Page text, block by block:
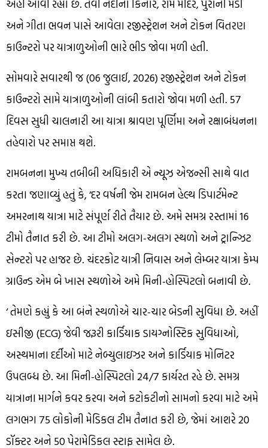
અહીં આવી રહ્યા છે. તવી નદીના કિનારે, રામ મંદિર, પુરાની મંડી
અને ગીતા ભવન પાસે આવેલા રજીસ્ટ્રેશન અને ટોકન વિતરણ
કાઉન્ટરો પર યાત્રાળુઓની ભારે ભીડ જોવા મળી હતી.
સોમવારે સવારથી જ (06 જુલાઈ, 2026) રજીસ્ટ્રેશન અને ટોકન
કાઉન્ટરો સામે યાત્રાળુઓની લાંબી કતારો જોવા મળી હતી. 57
દિવસ સુધી ચાલનારી આ યાત્રા શ્રાવણ પૂર્ણિમા અને રક્ષાબંધનના
તહેવારો પર સમાપ્ત થશે.
રામબનના મુખ્ય તબીબી અધિકારી એ ન્યૂઝ એજન્સી સાથે વાત
કરતા જણાવ્યું હતું કે, ‘દર વર્ષની જેમ રામબન હેલ્થ ડિપાર્ટમેન્ટ
અમરનાથ યાત્રા માટે સંપૂર્ણ રીતે તૈયાર છે. અમે સમગ્ર રસ્તામાં 16
ટીમો તૈનાત કરી છે. આ ટીમો અલગ-અલગ સ્થળો અને ટ્રાન્ઝિટ
સેન્ટરો પર હાજર છે. ચંદરકોટ યાત્રી નિવાસ અને લેમ્બર યાત્રા કેમ્પ
ગ્રાઉન્ડ એમ બે ખાસ સ્થળોએ અમે મિની-હોસ્પિટલો બનાવી છે.
‘ તેમણે કહ્યું કે આ બંને સ્થળોએ ચાર-ચાર બેડની સુવિધા છે. અહીં
ઇસીજી (ECG) જેવી જરૂરી કાર્ડિયાક ડાયગ્નોસ્ટિક સુવિધાઓ,
અસ્થમાના દર્દીઓ માટે નેબ્યુલાઇઝર અને કાર્ડિયાક મોનિટર
ઉપલબ્ધ છે. આ મિની-હોસ્પિટલો 24/7 કાર્યરત રહે છે. સમગ્ર
યાત્રાના માર્ગને કવર કરવા અને કટોકટીનો સામનો કરવા માટે અમે
લગભગ 75 લોકોની મેડિકલ ટીમ તૈનાત કરી છે, જેમાં આશરે 20
ડૉક્ટર અને 50 પેરામેડિકલ સ્ટાફ સામેલ છે.